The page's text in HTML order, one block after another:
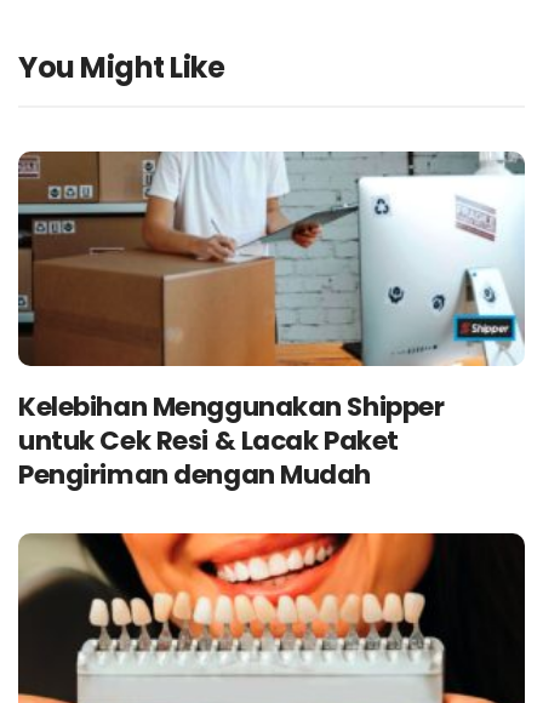
You Might Like
Kelebihan Menggunakan Shipper
untuk Cek Resi & Lacak Paket
Pengiriman dengan Mudah